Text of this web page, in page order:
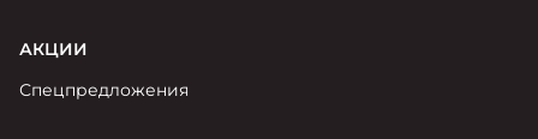
АКЦИИ
Спецпредложения